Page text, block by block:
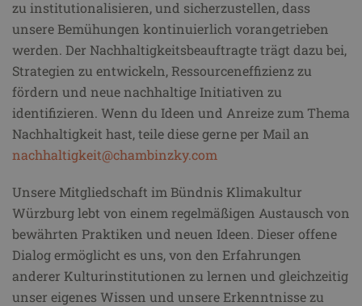
zu institutionalisieren, und sicherzustellen, dass
unsere Bemühungen kontinuierlich vorangetrieben
werden. Der Nachhaltigkeitsbeauftragte trägt dazu bei,
Strategien zu entwickeln, Ressourceneffizienz zu
fördern und neue nachhaltige Initiativen zu
identifizieren. Wenn du Ideen und Anreize zum Thema
Nachhaltigkeit hast, teile diese gerne per Mail an
nachhaltigkeit@chambinzky.com
Unsere Mitgliedschaft im Bündnis Klimakultur
Würzburg lebt von einem regelmäßigen Austausch von
bewährten Praktiken und neuen Ideen. Dieser offene
Dialog ermöglicht es uns, von den Erfahrungen
anderer Kulturinstitutionen zu lernen und gleichzeitig
unser eigenes Wissen und unsere Erkenntnisse zu